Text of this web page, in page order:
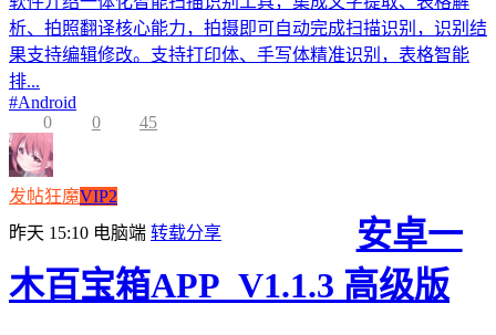
析、拍照翻译核心能力，拍摄即可自动完成扫描识别，识别结
果支持编辑修改。支持打印体、手写体精准识别，表格智能
排...
#Android
0
0 45
发帖狂魔VIP2
昨天 15:10 电脑端 转载分享
安卓一
木百宝箱APP_V1.1.3 高级版